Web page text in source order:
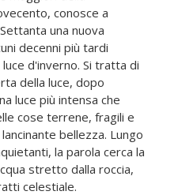
conosce a
una nuova
decenni più tardi
d'inverno. Si tratta di
della luce, dopo
luce più intensa che
cose terrene, fragili e
bellezza. Lungo
la parola cerca la
stretto dalla roccia,
celestiale.